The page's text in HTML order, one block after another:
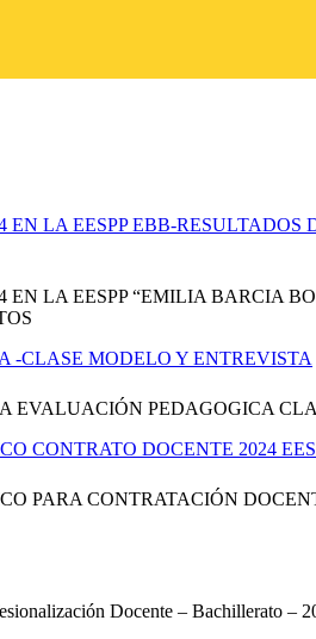
LA EESPP EBB-
LA EESPP “EMILIA BARCIA
-CLASE MODELO Y ENTREVISTA
EVALUACIÓN PEDAGOGICA
CONTRATO DOCENTE 2024
PARA CONTRATACIÓN
Docente – Bachillerato –